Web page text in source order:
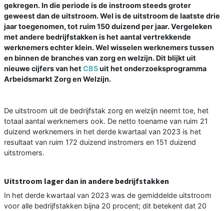
gekregen. In die periode is de instroom steeds groter
geweest dan de uitstroom. Wel is de uitstroom de laatste drie
jaar toegenomen, tot ruim 150 duizend per jaar. Vergeleken
met andere bedrijfstakken is het aantal vertrekkende
werknemers echter klein. Wel wisselen werknemers tussen
en binnen de branches van zorg en welzijn. Dit blijkt uit
nieuwe cijfers van het CBSuit het onderzoeksprogramma
Arbeidsmarkt Zorg en Welzijn.
De uitstroom uit de bedrijfstak zorg en welzijn neemt toe, het
totaal aantal werknemers ook. De netto toename van ruim 21
duizend werknemers in het derde kwartaal van 2023 is het
resultaat van ruim 172 duizend instromers en 151 duizend
uitstromers.
Uitstroom lager dan in andere bedrijfstakken
In het derde kwartaal van 2023 was de gemiddelde uitstroom
voor alle bedrijfstakken bijna 20 procent; dit betekent dat 20